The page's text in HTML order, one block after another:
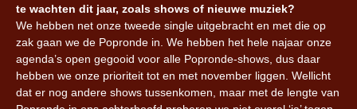
te wachten dit jaar, zoals shows of nieuwe muziek?
We hebben net onze tweede single uitgebracht en met die op
zak gaan we de Popronde in. We hebben het hele najaar onze
agenda’s open gegooid voor alle Popronde-shows, dus daar
hebben we onze prioriteit tot en met november liggen. Wellicht
dat er nog andere shows tussenkomen, maar met de lengte van